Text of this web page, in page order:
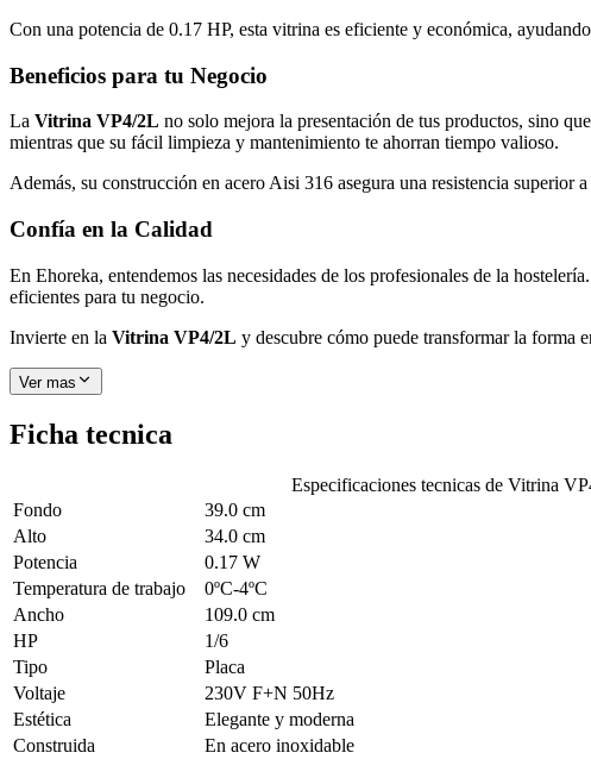
Con una potencia de 0.17 HP, esta vitrina es eficiente y económica,
Beneficios para tu Negocio
La Vitrina VP4/2L no solo mejora la presentación de tus productos, sino
mientras que su fácil limpieza y mantenimiento te ahorran tiempo valioso.
Además, su construcción en acero Aisi 316 asegura una resistencia
Confía en la Calidad
En Ehoreka, entendemos las necesidades de los profesionales de la
eficientes para tu negocio.
Invierte en la Vitrina VP4/2L y descubre cómo puede transformar la forma
Ver mas
Ficha tecnica
Especificaciones tecnicas de Vitrina
Fondo
39.0 cm
Alto
34.0 cm
Potencia
0.17 W
Temperatura de trabajo
0ºC-4ºC
Ancho
109.0 cm
HP
1/6
Tipo
Placa
Voltaje
230V F+N 50Hz
Estética
Elegante y moderna
Construida
En acero inoxidable